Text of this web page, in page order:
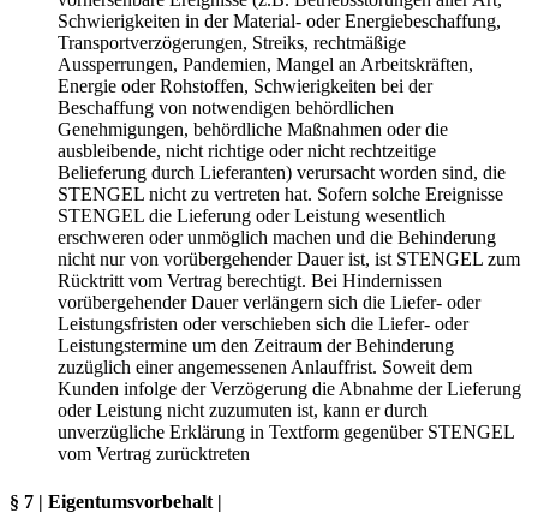
Schwierigkeiten in der Material- oder Energiebeschaffung,
Transportverzögerungen, Streiks, rechtmäßige
Aussperrungen, Pandemien, Mangel an Arbeitskräften,
Energie oder Rohstoffen, Schwierigkeiten bei der
Beschaffung von notwendigen behördlichen
Genehmigungen, behördliche Maßnahmen oder die
ausbleibende, nicht richtige oder nicht rechtzeitige
Belieferung durch Lieferanten) verursacht worden sind, die
STENGEL nicht zu vertreten hat. Sofern solche Ereignisse
STENGEL die Lieferung oder Leistung wesentlich
erschweren oder unmöglich machen und die Behinderung
nicht nur von vorübergehender Dauer ist, ist STENGEL zum
Rücktritt vom Vertrag berechtigt. Bei Hindernissen
vorübergehender Dauer verlängern sich die Liefer- oder
Leistungsfristen oder verschieben sich die Liefer- oder
Leistungstermine um den Zeitraum der Behinderung
zuzüglich einer angemessenen Anlauffrist. Soweit dem
Kunden infolge der Verzögerung die Abnahme der Lieferung
oder Leistung nicht zuzumuten ist, kann er durch
unverzügliche Erklärung in Textform gegenüber STENGEL
vom Vertrag zurücktreten
§ 7 | Eigentumsvorbehalt |